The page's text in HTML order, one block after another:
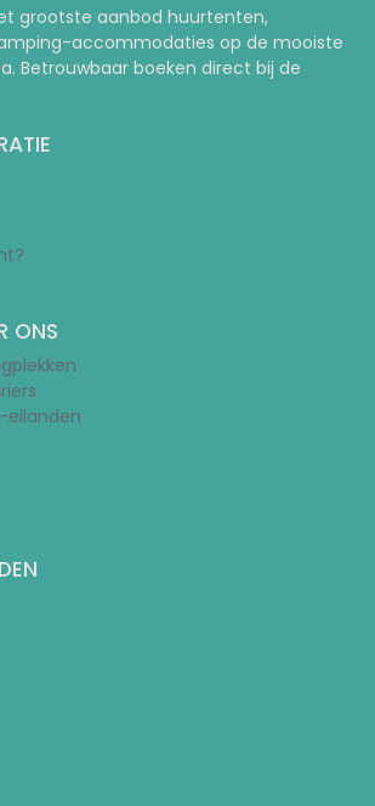
grootste aanbod huurtenten,
accommodaties op de mooiste
Betrouwbaar boeken direct bij de
ONS
eilanden